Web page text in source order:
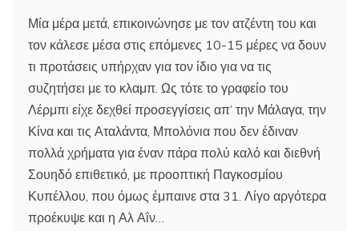
Μία μέρα μετά, επικοινώνησε με τον ατζέντη του και
τον κάλεσε μέσα στις επόμενες 10-15 μέρες να δουν
τι προτάσεις υπήρχαν για τον ίδιο για να τις
συζητήσει με το κλαμπ. Ως τότε το γραφείο του
Λέρμπι είχε δεχθεί προσεγγίσεις απ’ την Μάλαγα, την
Κίνα και τις Αταλάντα, Μπολόνια που δεν έδιναν
πολλά χρήματα για έναν πάρα πολύ καλό και διεθνή
Σουηδό επιθετικό, με προοπτική Παγκοσμίου
Κυπέλλου, που όμως έμπαινε στα 31. Λίγο αργότερα
προέκυψε και η Αλ Αΐν…